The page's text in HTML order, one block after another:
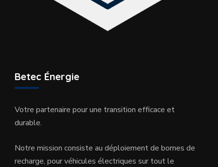
Betec Énergie
Votre partenaire pour une transition efficace et
durable.
Notre mission consiste au déploiement de bornes de
recharge, pour véhicules électriques sur tout le